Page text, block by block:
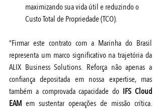
maximizando sua vida útil e reduzindo o
Custo Total de Propriedade (TCO).
“Firmar este contrato com a Marinha do Brasil
representa um marco significativo na trajetória da
ALIX Business Solutions. Reforça não apenas a
confiança depositada em nossa expertise, mas
também a comprovada capacidade do IFS Cloud
EAM em sustentar operações de missão crítica.